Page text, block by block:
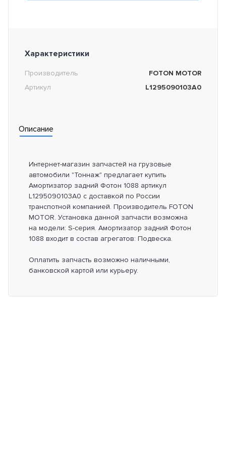
Характеристики
Производитель
FOTON MOTOR
Артикул
L1295090103A0
Описание
Интернет-магазин запчастей на грузовые
автомобили "Тоннаж" предлагает купить
Амортизатор задний Фотон 1088 артикул
L1295090103A0 с доставкой по России
транспотной компанией. Производитель FOTON
MOTOR. Установка данной запчасти возможна
на модели: S-серия. Амортизатор задний Фотон
1088 входит в состав агрегатов: Подвеска.
Оплатить запчасть возможно наличными,
банковской картой или курьеру.